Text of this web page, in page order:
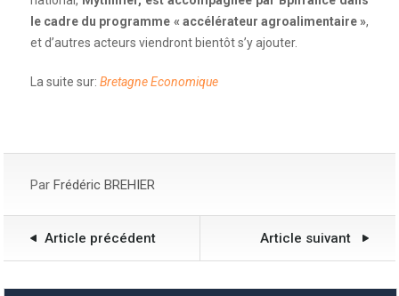
le cadre du programme « accélérateur agroalimentaire »,
et d’autres acteurs viendront bientôt s’y ajouter.
La suite sur: Bretagne Economique
Par Frédéric BREHIER
Article précédent Article suivant